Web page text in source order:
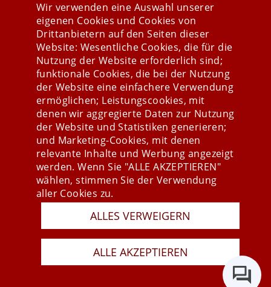
Stay connected
Presse
Newsletter
AGB
Datenschutz
Impressum
Wir verwenden eine Auswahl unserer
eigenen Cookies und Cookies von
Drittanbietern auf den Seiten dieser
Website: Wesentliche Cookies, die für die
Nutzung der Website erforderlich sind;
funktionale Cookies, die bei der Nutzung
der Website eine einfachere Verwendung
ermöglichen; Leistungscookies, mit
denen wir aggregierte Daten zur Nutzung
der Website und Statistiken generieren;
und Marketing-Cookies, mit denen
relevante Inhalte und Werbung angezeigt
werden. Wenn Sie "ALLE AKZEPTIEREN"
wählen, stimmen Sie der Verwendung
aller Cookies zu.
ALLES VERWEIGERN
ALLE AKZEPTIEREN